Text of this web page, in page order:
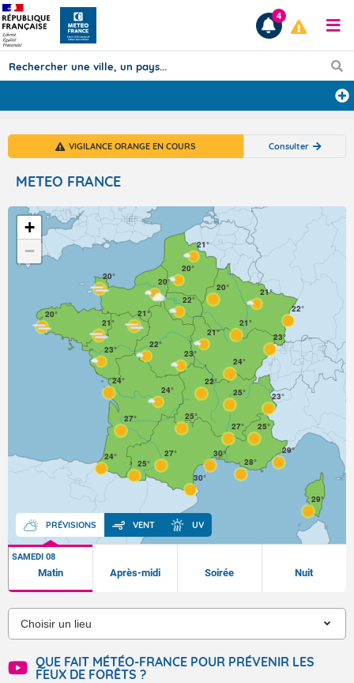
Prévisions
TOUS LES RÉSULTATS
Articles
4
VIGILANCE ORANGE EN COURS Consulter
METEO FRANCE
PRÉVISIONS VENT UV
29°
21°
20°
25°
21° 23°
24°
27°
23°
23°
20°
24°
21°
20°
25°
24°
21°
24° 25°
28°
21°
27°
30°
23°
29°
22°
30°
20°
21°
20°
22°
25°
27°
22°
22°
+
−
SAMEDI 08
Matin Après-midi Soirée Nuit
QUE FAIT MÉTÉO-FRANCE POUR PRÉVENIR LES
FEUX DE FORÊTS ?